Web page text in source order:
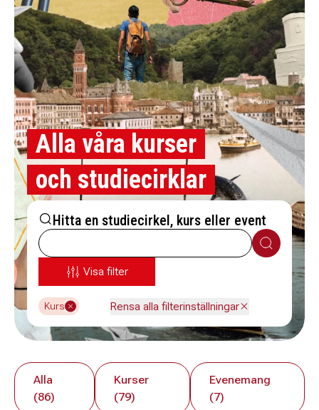
Alla våra kurser
och studiecirklar
Hitta en studiecirkel, kurs eller event
Sök
Visa filter
Kurs Rensa alla filterinställningar
Alla
(86)
Kurser
(79)
Evenemang
(7)